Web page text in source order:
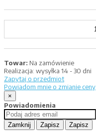
Towar: Na zamówienie
Realizacja: wysyłka 14 - 30 dni
Zapytaj o przedmiot
Powiadom mnie o zmianie ceny
×
Powiadomienia
Zamknij Zapisz Zapisz